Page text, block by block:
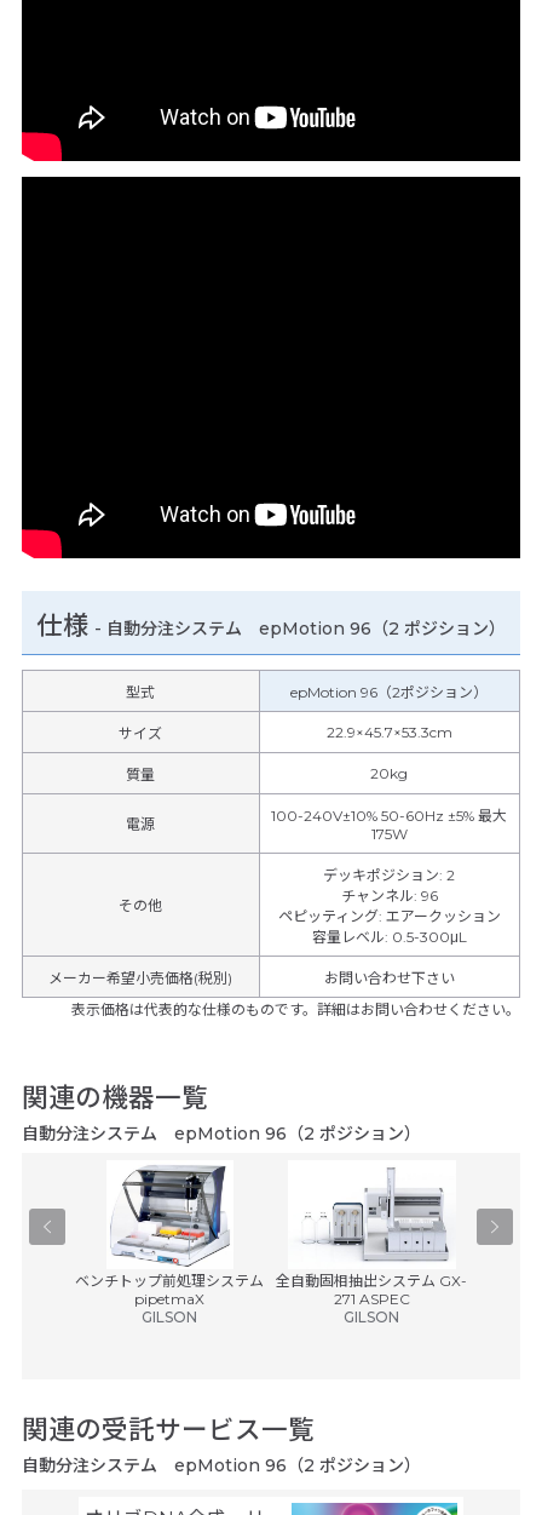
仕様 - 自動分注システム epMotion 96（2 ポジション）
型式 epMotion 96（2ポジション）
サイズ 22.9×45.7×53.3cm
質量 20kg
電源
100-240V±10% 50-60Hz ±5% 最大
175W
その他
デッキポジション:2
チャンネル: 96
ペピッティング: エアークッション
容量レベル: 0.5-300μL
メーカー希望小売価格(税別)
お問い合わせ下さい
表示価格は代表的な仕様のものです。詳細はお問い合わせください。
関連の機器一覧
自動分注システム epMotion 96（2 ポジション）
ベンチトップ前処理システム
pipetmaX
GILSON
全自動固相抽出システム GX-
271 ASPEC
GILSON
関連の受託サービス一覧
自動分注システム epMotion 96（2 ポジション）